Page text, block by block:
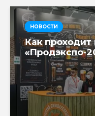
НОВОСТИ
Как проходит
«Продэкспо-